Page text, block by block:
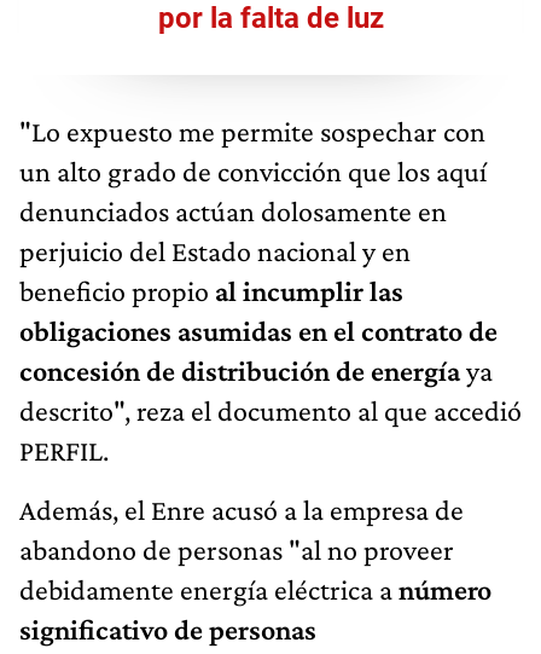
por la falta de luz
"Lo expuesto me permite sospechar con
un alto grado de convicción que los aquí
denunciados actúan dolosamente en
perjuicio del Estado nacional y en
beneficio propio al incumplir las
obligaciones asumidas en el contrato de
concesión de distribución de energíaya
descrito", reza el documento al que accedió
PERFIL.
Además, el Enre acusó a la empresa de
abandono de personas "al no proveer
debidamente energía eléctrica anúmero
significativo de personas